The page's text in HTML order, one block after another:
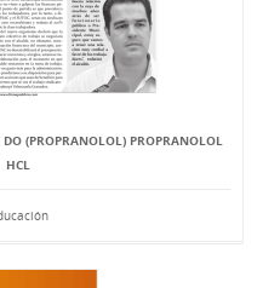
(PROPRANOLOL) PROPRANOLOL
HCL